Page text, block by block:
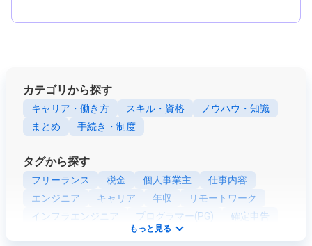
カテゴリから探す
キャリア・働き方 スキル・資格
ノウハウ・知識
まとめ
手続き・制度
タグから探す
フリーランス 税金 個人事業主
仕事内容
エンジニア
キャリア 年収
リモートワーク
インフラエンジニア
プログラマー(PG)
確定申告
SE (システムエンジニア)
もっと見る